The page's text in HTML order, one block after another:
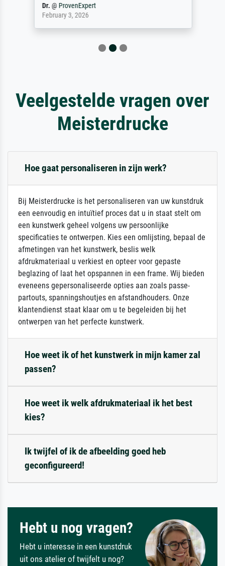
Dr.@ ProvenExpert
February 3, 2026
Veelgestelde vragen over
Meisterdrucke
Hoe gaat personaliseren in zijn werk?
Bij Meisterdrucke is het personaliseren van uw kunstdruk
een eenvoudig en intuïtief proces dat u in staat stelt om
een kunstwerk geheel volgens uw persoonlijke
specificaties te ontwerpen. Kies een omlijsting, bepaal de
afmetingen van het kunstwerk, beslis welk
afdrukmateriaal u verkiest en opteer voor gepaste
beglazing of laat het opspannen in een frame. Wij bieden
eveneens gepersonaliseerde opties aan zoals passe-
partouts, spanningshoutjes en afstandhouders. Onze
klantendienst staat klaar om u te begeleiden bij het
ontwerpen van het perfecte kunstwerk.
Hoe weet ik of het kunstwerk in mijn kamer zal
passen?
Hoe weet ik welk afdrukmateriaal ik het best
kies?
Ik twijfel of ik de afbeelding goed heb
geconfigureerd!
Hebt u nog vragen?
Hebt u interesse in een kunstdruk
uit ons atelier of twijfelt u nog?